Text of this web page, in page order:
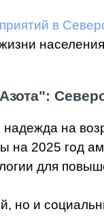
в
на
2025 год
для
но и